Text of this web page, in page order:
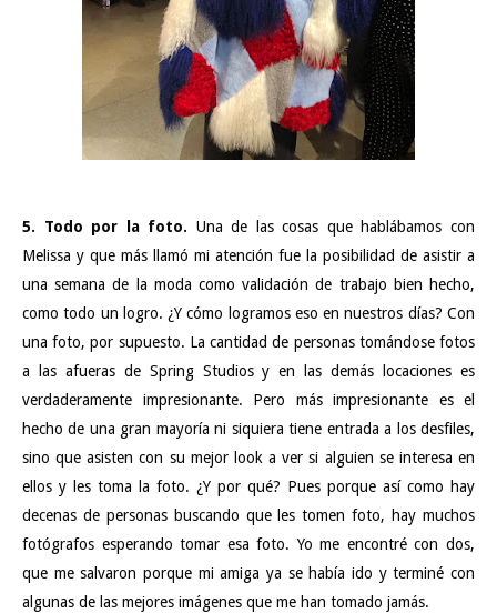
5. Todo por la foto. Una de las cosas que hablábamos con
Melissa y que más llamó mi atención fue la posibilidad de asistir a
una semana de la moda como validación de trabajo bien hecho,
como todo un logro. ¿Y cómo logramos eso en nuestros días? Con
una foto, por supuesto. La cantidad de personas tomándose fotos
a las afueras de Spring Studios y en las demás locaciones es
verdaderamente impresionante. Pero más impresionante es el
hecho de una gran mayoría ni siquiera tiene entrada a los desfiles,
sino que asisten con su mejor look a ver si alguien se interesa en
ellos y les toma la foto. ¿Y por qué? Pues porque así como hay
decenas de personas buscando que les tomen foto, hay muchos
fotógrafos esperando tomar esa foto. Yo me encontré con dos,
que me salvaron porque mi amiga ya se había ido y terminé con
algunas de las mejores imágenes que me han tomado jamás.